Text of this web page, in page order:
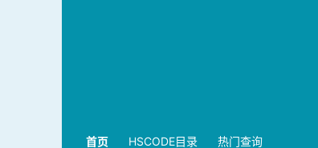
首页 HSCODE目录 热门查询